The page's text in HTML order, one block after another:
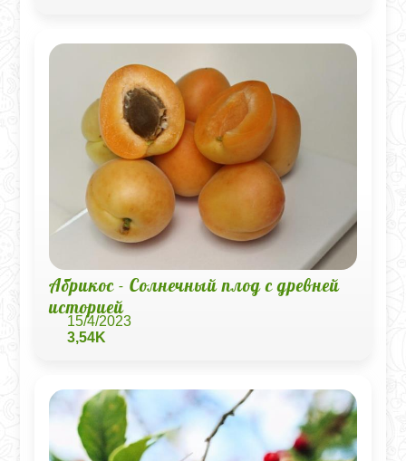
Абрикос - Солнечный плод с древней
историей
15/4/2023
3,54K